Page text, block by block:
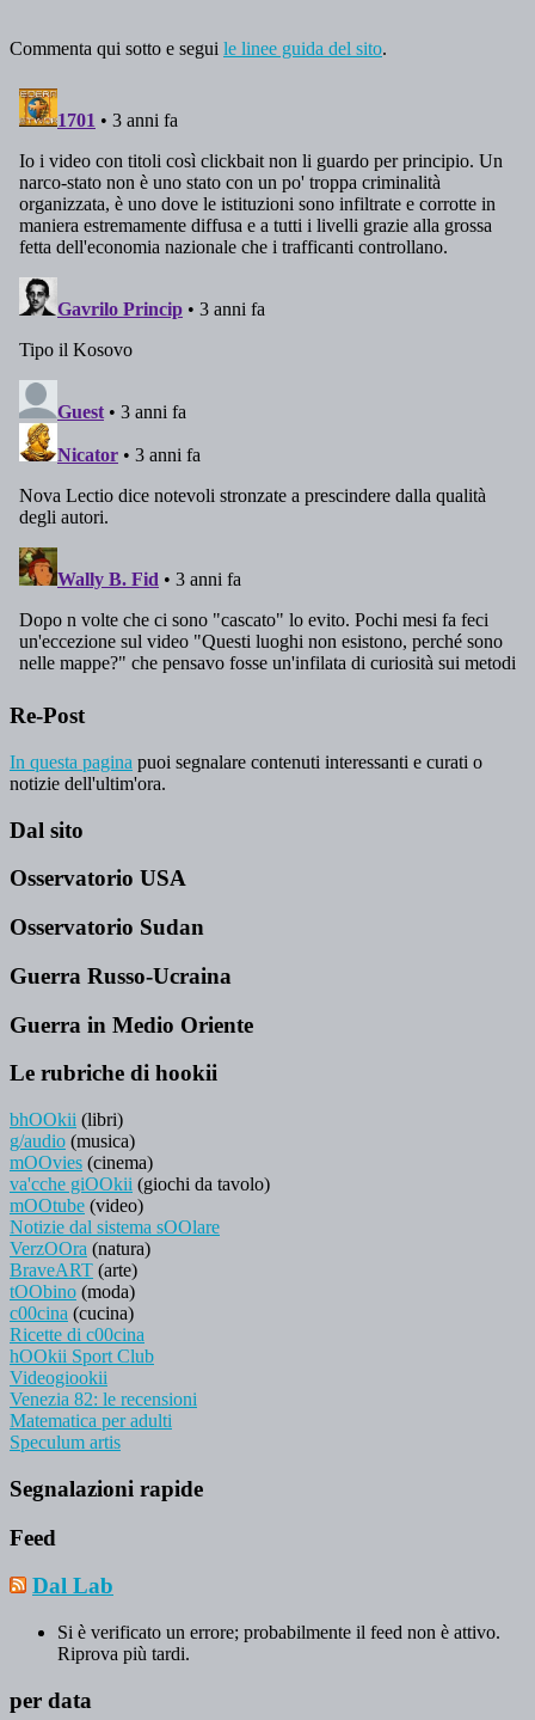
Commenta qui sotto e segui le linee guida del sito.
Re-Post
In questa pagina puoi segnalare contenuti interessanti e curati o
notizie dell'ultim'ora.
Dal sito
Osservatorio USA
Osservatorio Sudan
Guerra Russo-Ucraina
Guerra in Medio Oriente
Le rubriche di hookii
bhOOkii (libri)
g/audio (musica)
mOOvies (cinema)
va'cche giOOkii (giochi da tavolo)
mOOtube (video)
Notizie dal sistema sOOlare
VerzOOra (natura)
BraveART (arte)
tOObino (moda)
c00cina (cucina)
Ricette di c00cina
hOOkii Sport Club
Videogiookii
Venezia 82: le recensioni
Matematica per adulti
Speculum artis
Segnalazioni rapide
Feed
Dal Lab
Si è verificato un errore; probabilmente il feed non è attivo.
Riprova più tardi.
per data